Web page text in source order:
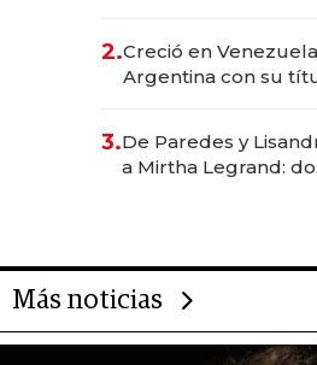
2.Creció en
Argentina con su
las marcas "fast
3.De Paredes y
a Mirtha Legrand:
Más noticias